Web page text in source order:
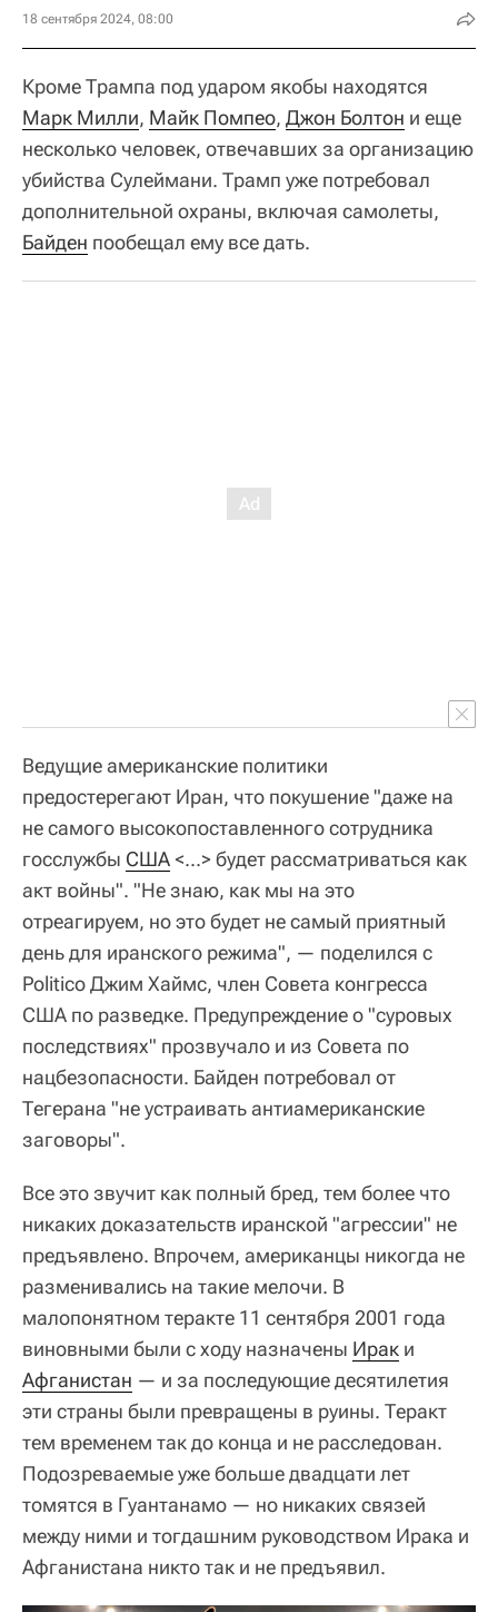
18 сентября 2024, 08:00
Кроме Трампа под ударом якобы находятся
Марк Милли, Майк Помпео, Джон Болтон и еще
несколько человек, отвечавших за организацию
убийства Сулеймани. Трамп уже потребовал
дополнительной охраны, включая самолеты,
Байден пообещал ему все дать.
Ведущие американские политики
предостерегают Иран, что покушение "даже на
не самого высокопоставленного сотрудника
госслужбы США <...> будет рассматриваться как
акт войны". "Не знаю, как мы на это
отреагируем, но это будет не самый приятный
день для иранского режима", — поделился с
Politico Джим Хаймс, член Совета конгресса
США по разведке. Предупреждение о "суровых
последствиях" прозвучало и из Совета по
нацбезопасности. Байден потребовал от
Тегерана "не устраивать антиамериканские
заговоры".
Все это звучит как полный бред, тем более что
никаких доказательств иранской "агрессии" не
предъявлено. Впрочем, американцы никогда не
разменивались на такие мелочи. В
малопонятном теракте 11 сентября 2001 года
виновными были с ходу назначены Ирак и
Афганистан — и за последующие десятилетия
эти страны были превращены в руины. Теракт
тем временем так до конца и не расследован.
Подозреваемые уже больше двадцати лет
томятся в Гуантанамо — но никаких связей
между ними и тогдашним руководством Ирака и
Афганистана никто так и не предъявил.